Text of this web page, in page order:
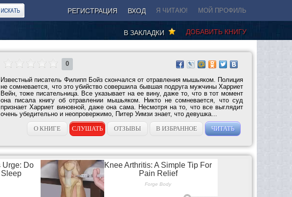
РЕГИСТРАЦИЯ ВХОД Я ЧИТАЮ! МОЙ ПРОФИЛЬ
ДОБАВИТЬ КНИГУ
В ЗАКЛАДКИ
0
Известный писатель Филипп Бойз скончался от отравления мышьяком. Полиция
не сомневается, что это убийство совершила бывшая подруга мужчины Харриет
Вейн, тоже писательница. Все указывает на ее вину, даже то, что в тот момент
она писала книгу об отравлении мышьяком. Никто не сомневается, что суд
признает Харриет виновной, даже она сама. Несмотря на то, что все выглядит
очень убедительно и неопровержимо, Питер Уимзи знает, что девушка...
О КНИГЕ
СЛУШАТЬ ОТЗЫВЫ В ИЗБРАННОЕ ЧИТАТЬ